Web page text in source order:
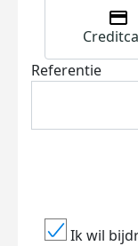
Referentie
Ik wil